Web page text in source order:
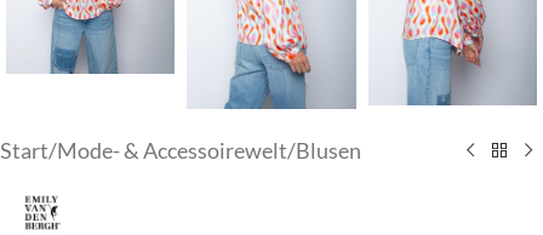
Start/Mode- & Accessoirewelt/Blusen